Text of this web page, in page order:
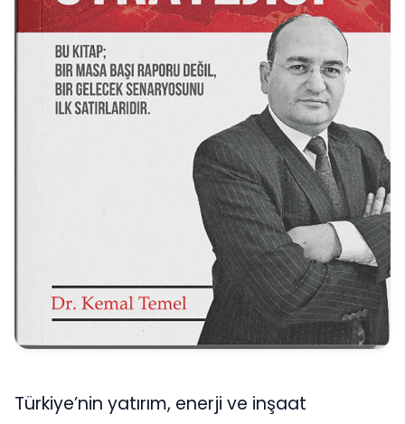
Türkiye’nin yatırım, enerji ve inşaat